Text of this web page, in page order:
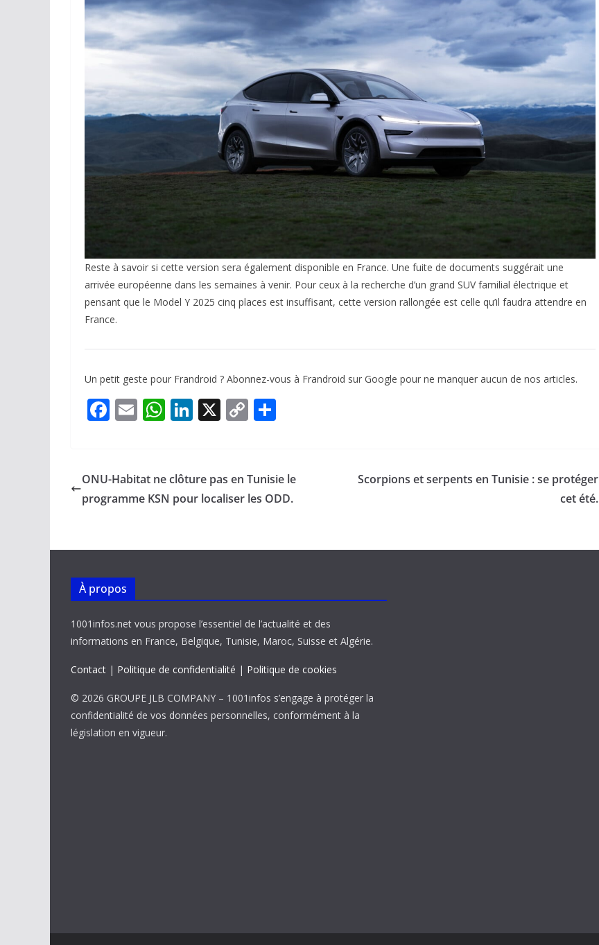
Reste à savoir si cette version sera également disponible en France. Une fuite de documents suggérait une
arrivée européenne dans les semaines à venir. Pour ceux à la recherche d’un grand SUV familial électrique et
pensant que le Model Y 2025 cinq places est insuffisant, cette version rallongée est celle qu’il faudra attendre en
France.
Un petit geste pour Frandroid ? Abonnez-vous à Frandroid sur Google pour ne manquer aucun de nos articles.
F
b
o
k
E
l
W
s
A
p
Li
e
dI
X C
y
Li
k
g
er
ONU-Habitat ne clôture pas en Tunisie le
programme KSN pour localiser les ODD.
Scorpions et serpents en Tunisie : se protéger
cet été.
À propos
1001infos.net vous propose l’essentiel de l’actualité et des
informations en France, Belgique, Tunisie, Maroc, Suisse et Algérie.
Contact | Politique de confidentialité | Politique de cookies
© 2026 GROUPE JLB COMPANY – 1001infos s’engage à protéger la
confidentialité de vos données personnelles, conformément à la
législation en vigueur.